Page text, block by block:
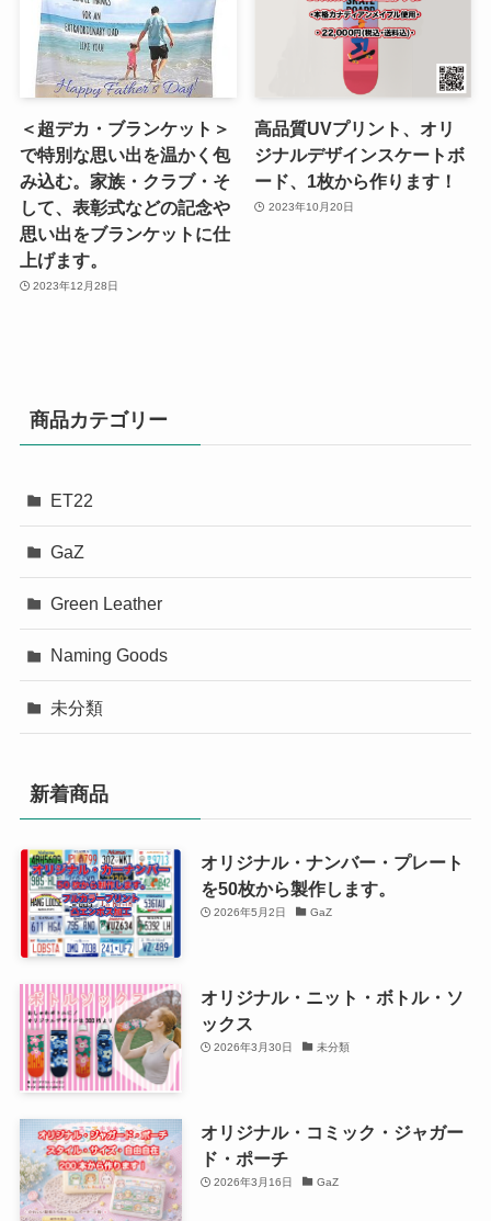
＜超デカ・ブランケット＞
で特別な思い出を温かく包
み込む。家族・クラブ・そ
して、表彰式などの記念や
思い出をブランケットに仕
上げます。
2023年12月28日
高品質UVプリント、オリ
ジナルデザインスケートボ
ード、1枚から作ります！
2023年10月20日
商品カテゴリー
ET22
GaZ
Green Leather
Naming Goods
未分類
新着商品
オリジナル・ナンバー・プレート
を50枚から製作します。
2026年5月2日 GaZ
オリジナル・ニット・ボトル・ソ
ックス
2026年3月30日 未分類
オリジナル・コミック・ジャガー
ド・ポーチ
2026年3月16日 GaZ